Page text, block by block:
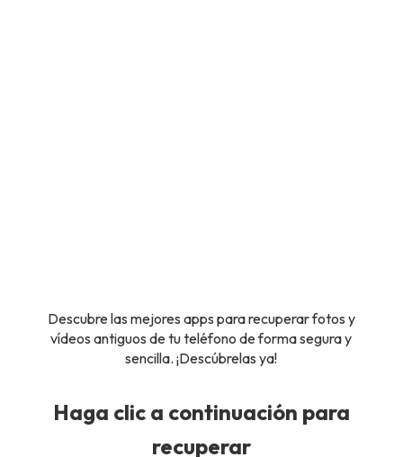
Descubre las mejores apps para recuperar fotos y
vídeos antiguos de tu teléfono de forma segura y
sencilla. ¡Descúbrelas ya!
Haga clic a continuación para
recuperar